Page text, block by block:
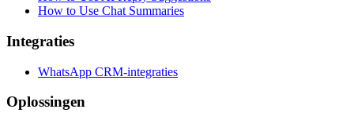
How to Use Chat Summaries
Integraties
WhatsApp CRM-integraties
Oplossingen